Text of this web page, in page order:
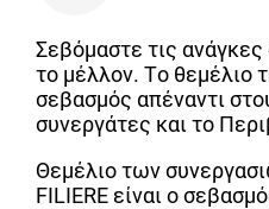
Σεβόμαστε τις
το μέλλον. Το θεμέλιο
σεβασμός απέναντι
συνεργάτες και το
Θεμέλιο των
FILIERE είναι ο